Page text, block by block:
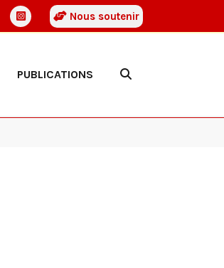
Nous soutenir
PUBLICATIONS